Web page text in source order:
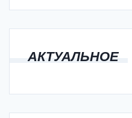
АКТУАЛЬНОЕ